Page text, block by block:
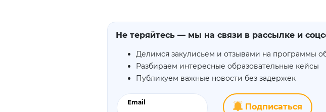
Не теряйтесь — мы на связи в рассылке и
Делимся закулисьем и отзывами на программы
Разбираем интересные образовательные кейсы
Публикуем важные новости без задержек
Email Подписаться